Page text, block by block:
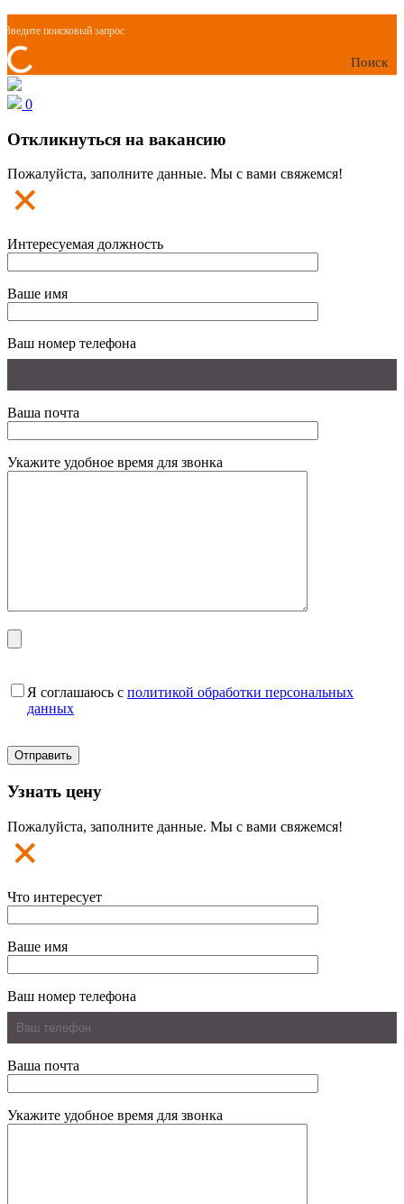
Поиск
0
Откликнуться на вакансию
Пожалуйста, заполните данные. Мы с вами свяжемся!
Интересуемая должность
Ваше имя
Ваш номер телефона
Ваша почта
Укажите удобное время для звонка
Я соглашаюсь с политикой обработки персональных
данных
Узнать цену
Пожалуйста, заполните данные. Мы с вами свяжемся!
Что интересует
Ваше имя
Ваш номер телефона
Ваша почта
Укажите удобное время для звонка